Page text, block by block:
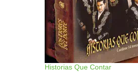
Historias Que Contar